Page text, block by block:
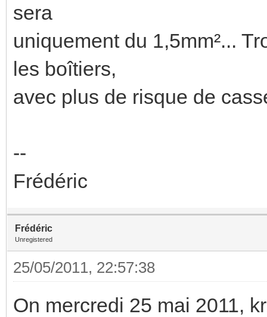
sera
uniquement du 1,5mm²...
les boîtiers,
avec plus de risque de
--
Frédéric
Frédéric
Unregistered
25/05/2011, 22:57:38
On mercredi 25 mai 2011,